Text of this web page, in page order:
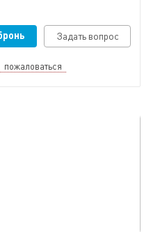
Задать вопрос
пожаловаться